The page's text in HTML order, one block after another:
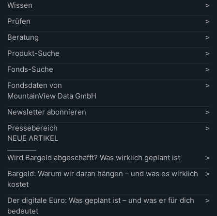
Wissen
Prüfen
Beratung
Produkt-Suche
Fonds-Suche
Fondsdaten von
MountainView Data GmbH
Newsletter abonnieren
Pressebereich
NEUE ARTIKEL
Wird Bargeld abgeschafft? Was wirklich geplant ist
Bargeld: Warum wir daran hängen – und was es wirklich
kostet
Der digitale Euro: Was geplant ist – und was er für dich
bedeutet